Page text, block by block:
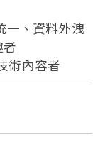
一、資料外洩
術內容者